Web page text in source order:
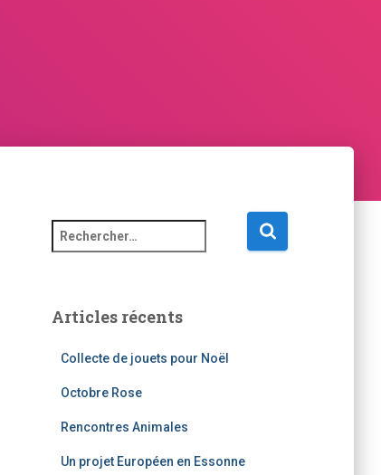
Articles récents
Collecte de jouets pour Noël
Octobre Rose
Rencontres Animales
Un projet Européen en Essonne